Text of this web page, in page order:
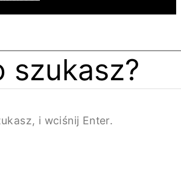
i wciśnij Enter.